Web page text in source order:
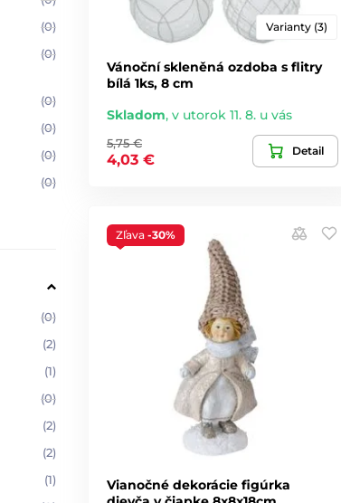
(0)
(0)
(0)
(0)
(0)
(0)
(0)
(2)
(1)
(0)
(2)
(2)
(1)
Varianty (3)
Vánoční skleněná ozdoba s flitry
bílá 1ks, 8 cm
Skladom, v utorok 11. 8. u vás
5,75 €
4,03 €
Detail
Zľava -30%
Vianočné dekorácie figúrka